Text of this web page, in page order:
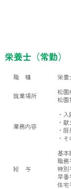
栄養士（常勤）
職 種 栄養
就業場所
松園
松園
業務内容
・
・
・
・
給 与
基本
職
特別
早番
住宅